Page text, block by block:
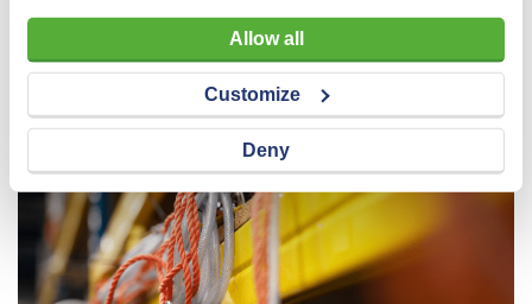
Allow all
Customize
Deny
nodig heeft!
Neem contact op